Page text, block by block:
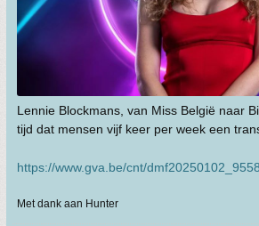
Lennie Blockmans, van Miss België naar
tijd dat mensen vijf keer per week een
https://www.gva.be/cnt/
Met dank aan Hunter